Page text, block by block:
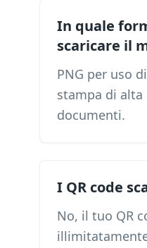
In quale
scaricare il
PNG per uso
stampa di alta
documenti.
I QR code
No, il tuo QR